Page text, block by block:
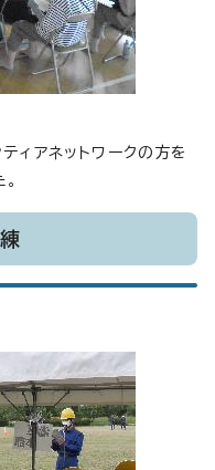
ィアネットワークの方を